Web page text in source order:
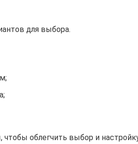
для выбора.
облегчить выбор и